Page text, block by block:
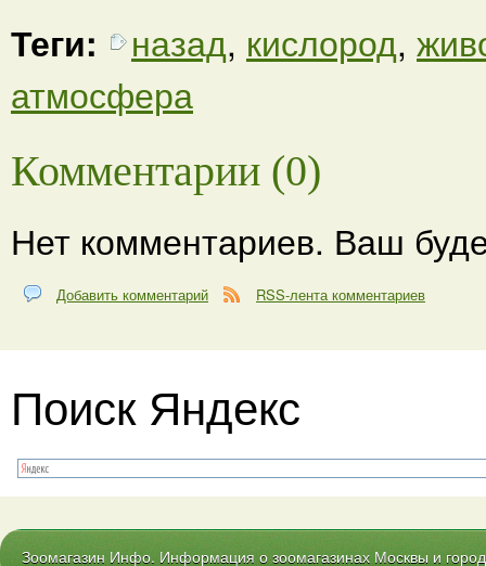
Теги: назад, кислород,
атмосфера
Комментарии (0)
Нет комментариев. Ваш
Добавить комментарий RSS-лента комментариев
Поиск Яндекс
Зоомагазин Инфо. Информация о зоомагазинах Москвы и